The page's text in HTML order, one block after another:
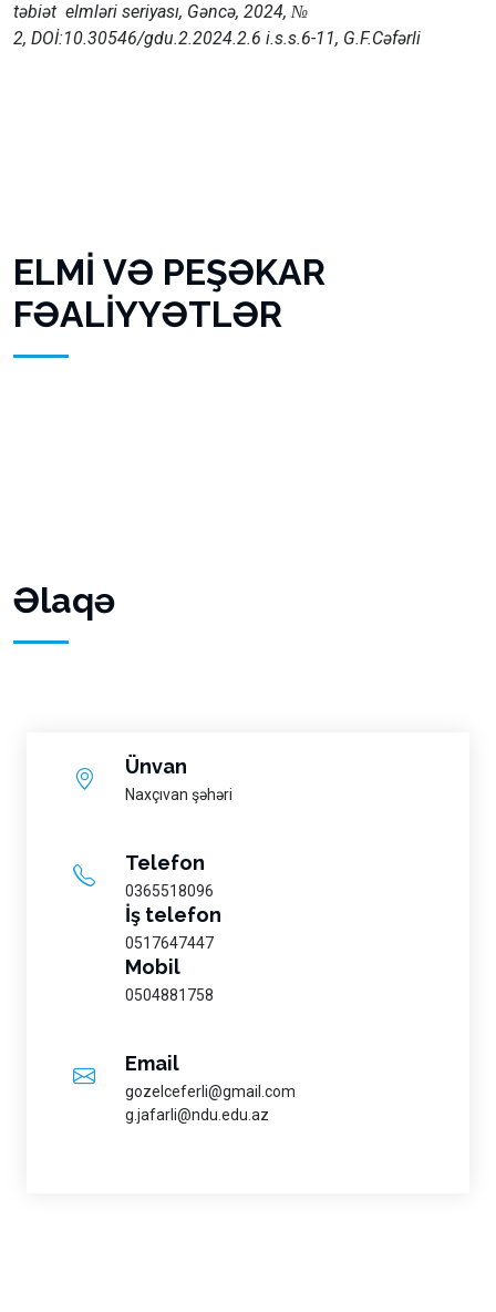
təbiət elmləri seriyası, Gəncə, 2024,№
2, DOİ:10.30546/gdu.2.2024.2.6 i.s.s.6-11, G.F.Cəfərli
ELMİ VƏ PEŞƏKAR
FƏALİYYƏTLƏR
Əlaqə
Ünvan
Naxçıvan şəhəri
Telefon
0365518096
İş telefon
0517647447
Mobil
0504881758
Email
gozelceferli@gmail.com
g.jafarli@ndu.edu.az